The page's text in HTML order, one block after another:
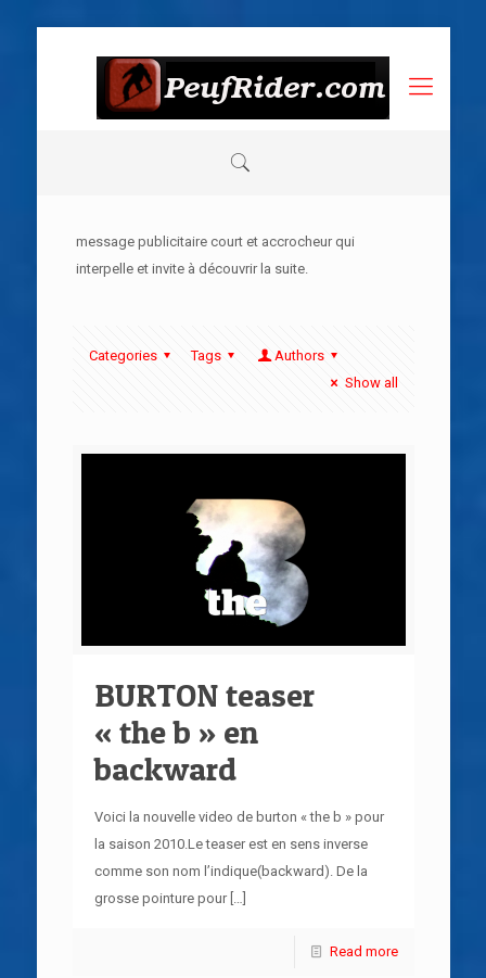
message publicitaire court et accrocheur qui
interpelle et invite à découvrir la suite.
Categories Tags
Authors
Show all
BURTON teaser
« the b » en
backward
Voici la nouvelle video de burton « the b » pour
la saison 2010.Le teaser est en sens inverse
comme son nom l’indique(backward). De la
grosse pointure pour[…]
Read more